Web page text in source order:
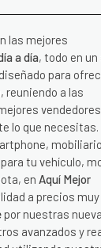
las mejores
a día, todo en un
para
reuniendo a las
vendedores
lo que necesitas.
mobiliario
tu vehículo,
en Aquí Mejor
a precios muy
por nuestras
avanzados y